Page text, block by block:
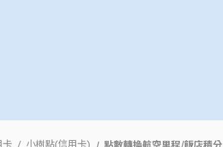
卡 小樹點(信用卡) 點數轉換航空里程/飯店積分